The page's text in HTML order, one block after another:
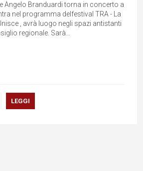
Angelo Branduardi torna in concerto a
nel programma delfestival TRA - La
, avrà luogo negli spazi antistanti
regionale. Sarà...
LEGGI